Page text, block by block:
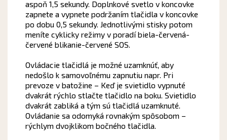
aspoň 1,5 sekundy. Doplnkové svetlo v koncovke
zapnete a vypnete podržaním tlačidla v koncovke
po dobu 0,5 sekundy. Jednotlivými stisky potom
meníte cyklicky režimy v poradí biela-červená-
červené blikanie-červené SOS.
Ovládacie tlačidlá je možné uzamknúť, aby
nedošlo k samovoľnému zapnutiu napr. Pri
prevoze v batožine – Keď je svietidlo vypnuté
dvakrát rýchlo stlačte tlačidlo na boku. Svietidlo
dvakrát zabliká a tým sú tlačidlá uzamknuté.
Ovládanie sa odomyká rovnakým spôsobom –
rýchlym dvojklikom bočného tlačidla.